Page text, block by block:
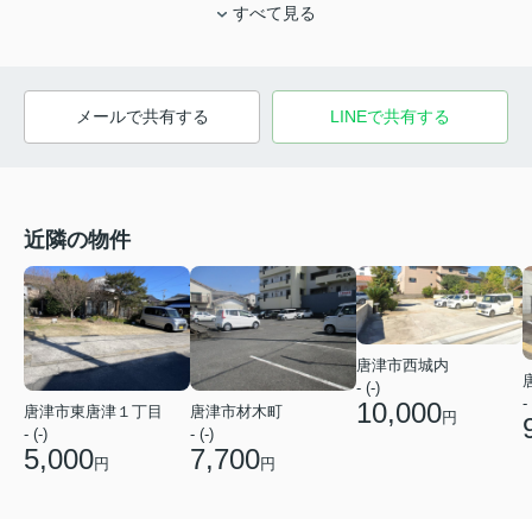
すべて見る
メールで共有する LINEで共有する
近隣の物件
唐津市東唐津１丁目
- (-)
5,000円
唐津市材木町
- (-)
7,700円
唐津市西城内
- (-)
10,000円
-